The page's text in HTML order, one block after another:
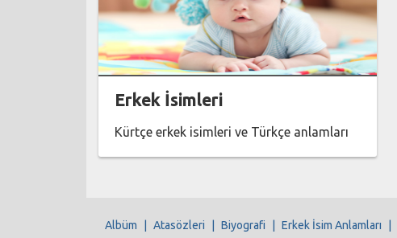
Erkek İsimleri
Kürtçe erkek isimleri ve Türkçe anlamları
Albüm | Atasözleri | Biyografi | Erkek İsim Anlamları |